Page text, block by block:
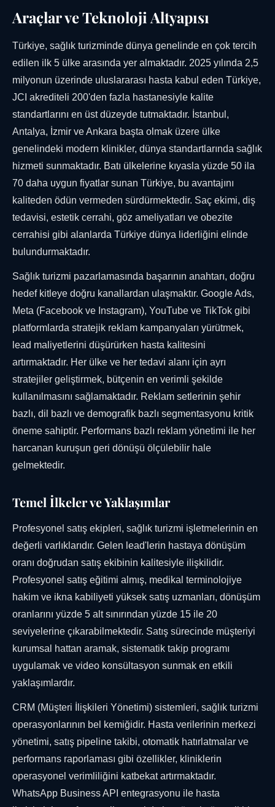
Araçlar ve Teknoloji Altyapısı
Türkiye, sağlık turizminde dünya genelinde en çok tercih
edilen ilk 5 ülke arasında yer almaktadır. 2025 yılında 2,5
milyonun üzerinde uluslararası hasta kabul eden Türkiye,
JCI akrediteli 200'den fazla hastanesiyle kalite
standartlarını en üst düzeyde tutmaktadır. İstanbul,
Antalya, İzmir ve Ankara başta olmak üzere ülke
genelindeki modern klinikler, dünya standartlarında sağlık
hizmeti sunmaktadır. Batı ülkelerine kıyasla yüzde 50 ila
70 daha uygun fiyatlar sunan Türkiye, bu avantajını
kaliteden ödün vermeden sürdürmektedir. Saç ekimi, diş
tedavisi, estetik cerrahi, göz ameliyatları ve obezite
cerrahisi gibi alanlarda Türkiye dünya liderliğini elinde
bulundurmaktadır.
Sağlık turizmi pazarlamasında başarının anahtarı, doğru
hedef kitleye doğru kanallardan ulaşmaktır. Google Ads,
Meta (Facebook ve Instagram), YouTube ve TikTok gibi
platformlarda stratejik reklam kampanyaları yürütmek,
lead maliyetlerini düşürürken hasta kalitesini
artırmaktadır. Her ülke ve her tedavi alanı için ayrı
stratejiler geliştirmek, bütçenin en verimli şekilde
kullanılmasını sağlamaktadır. Reklam setlerinin şehir
bazlı, dil bazlı ve demografik bazlı segmentasyonu kritik
öneme sahiptir. Performans bazlı reklam yönetimi ile her
harcanan kuruşun geri dönüşü ölçülebilir hale
gelmektedir.
Temel İlkeler ve Yaklaşımlar
Profesyonel satış ekipleri, sağlık turizmi işletmelerinin en
değerli varlıklarıdır. Gelen lead'lerin hastaya dönüşüm
oranı doğrudan satış ekibinin kalitesiyle ilişkilidir.
Profesyonel satış eğitimi almış, medikal terminolojiye
hakim ve ikna kabiliyeti yüksek satış uzmanları, dönüşüm
oranlarını yüzde 5 alt sınırından yüzde 15 ile 20
seviyelerine çıkarabilmektedir. Satış sürecinde müşteriyi
kurumsal hattan aramak, sistematik takip programı
uygulamak ve video konsültasyon sunmak en etkili
yaklaşımlardır.
CRM (Müşteri İlişkileri Yönetimi) sistemleri, sağlık turizmi
operasyonlarının bel kemiğidir. Hasta verilerinin merkezi
yönetimi, satış pipeline takibi, otomatik hatırlatmalar ve
performans raporlaması gibi özellikler, kliniklerin
operasyonel verimliliğini katbekat artırmaktadır.
WhatsApp Business API entegrasyonu ile hasta